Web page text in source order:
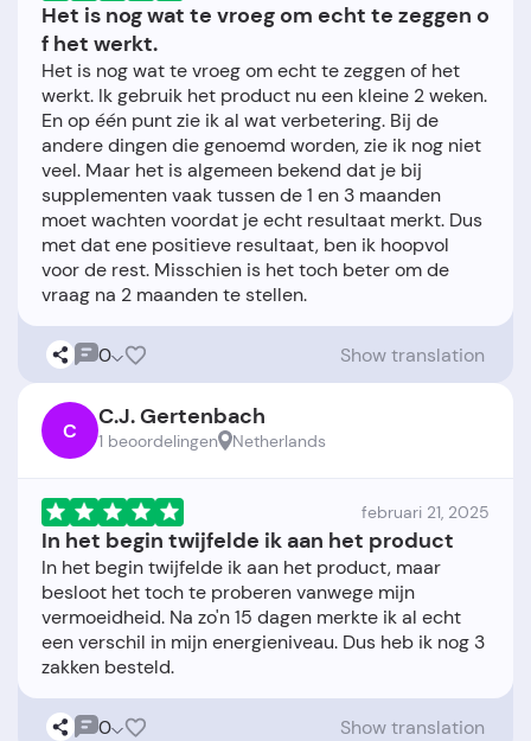
Het is nog wat te vroeg om echt te zeggen o
f het werkt.
Het is nog wat te vroeg om echt te zeggen of het
werkt. Ik gebruik het product nu een kleine 2 weken.
En op één punt zie ik al wat verbetering. Bij de
andere dingen die genoemd worden, zie ik nog niet
veel. Maar het is algemeen bekend dat je bij
supplementen vaak tussen de 1 en 3 maanden
moet wachten voordat je echt resultaat merkt. Dus
met dat ene positieve resultaat, ben ik hoopvol
voor de rest. Misschien is het toch beter om de
0 Show translation
C C.J. Gertenbach
1 beoordelingen Netherlands
februari 21, 2025
In het begin twijfelde ik aan het product
In het begin twijfelde ik aan het product, maar
besloot het toch te proberen vanwege mijn
vermoeidheid. Na zo'n 15 dagen merkte ik al echt
een verschil in mijn energieniveau. Dus heb ik nog 3
0 Show translation